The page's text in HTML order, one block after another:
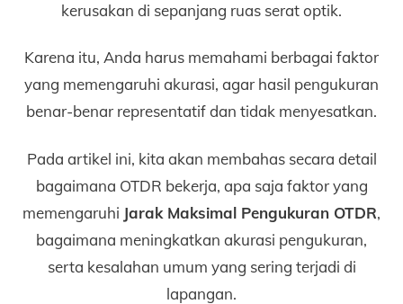
kerusakan di sepanjang ruas serat optik.
Karena itu, Anda harus memahami berbagai faktor
yang memengaruhi akurasi, agar hasil pengukuran
benar-benar representatif dan tidak menyesatkan.
Pada artikel ini, kita akan membahas secara detail
bagaimana OTDR bekerja, apa saja faktor yang
memengaruhi Jarak Maksimal Pengukuran OTDR,
bagaimana meningkatkan akurasi pengukuran,
serta kesalahan umum yang sering terjadi di
lapangan.